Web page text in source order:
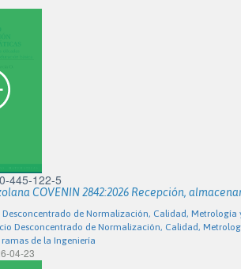
445-122-5
COVENIN 2842:2026 Recepción,
Desconcentrado de Normalización, Calidad, Metrología
Desconcentrado de Normalización, Calidad,
ramas de la Ingeniería
04-23